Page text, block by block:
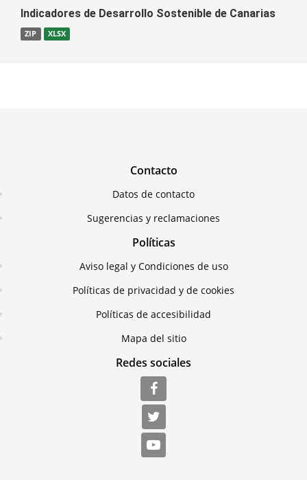
Indicadores de Desarrollo Sostenible de Canarias
ZIP XLSX
Contacto
Datos de contacto
Sugerencias y reclamaciones
Políticas
Aviso legal y Condiciones de uso
Políticas de privacidad y de cookies
Políticas de accesibilidad
Mapa del sitio
Redes sociales